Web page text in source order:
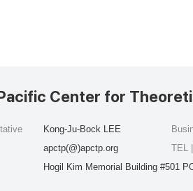
Center for
Kong-Ju-Bock LEE
apctp(@)apctp.org
Hogil Kim Memorial Building #501
TEL